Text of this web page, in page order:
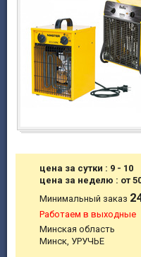
цена за сутки : 9 - 10
цена за неделю : от
Минимальный заказ
Работаем в выходные
Минская область
Минск, УРУЧЬЕ